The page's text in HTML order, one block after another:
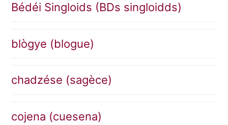
Bédéi Singloids (BDs singloidds)
blògye (blogue)
chadzése (sagèce)
cojena (cuesena)